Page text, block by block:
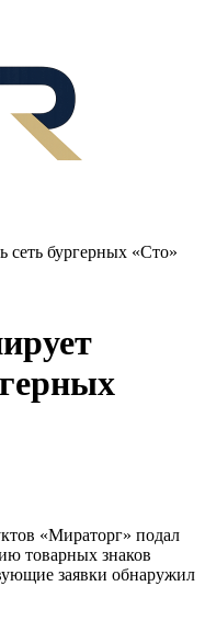
сеть бургерных «Сто»
«Мираторг» подал
товарных знаков
заявки обнаружил